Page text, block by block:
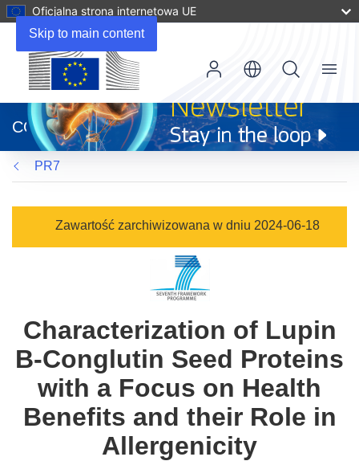
Skip to main content
Oficjalna strona internetowa UE
otworzy
się
w
nowym
oknie)
CORDIS
Menu
PR7
Zawartość zarchiwizowana w dniu 2024-06-18
Characterization of Lupin
B-Conglutin Seed Proteins
with a Focus on Health
Benefits and their Role in
Allergenicity